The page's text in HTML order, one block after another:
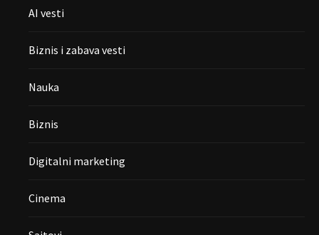
AI vesti
Biznis i zabava vesti
Nauka
Biznis
Digitalni marketing
Cinema